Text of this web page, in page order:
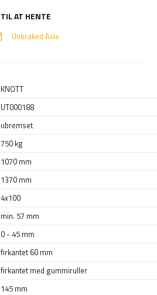
TIL AT HENTE
Unbraked Axle
KNOTT
UT000188
ubremset
750 kg
1070 mm
1370 mm
4x100
min. 57 mm
0 - 45 mm
firkantet 60 mm
firkantet med gummiruller
145 mm